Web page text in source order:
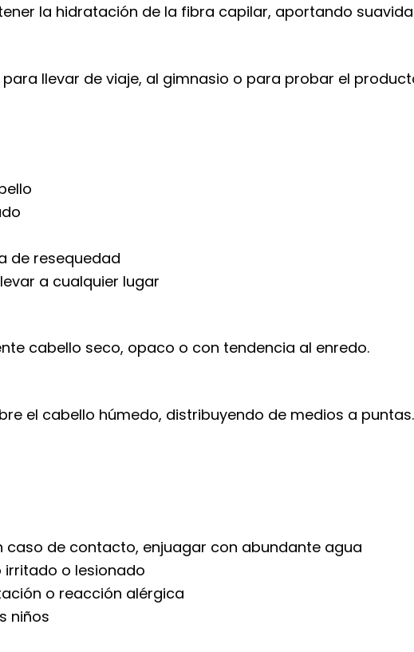
la hidratación de la fibra capilar, aportando
llevar de viaje, al gimnasio o para probar el
de resequedad
a cualquier lugar
cabello seco, opaco o con tendencia al enredo.
el cabello húmedo, distribuyendo de medios a
caso de contacto, enjuagar con abundante agua
irritado o lesionado
o reacción alérgica
niños